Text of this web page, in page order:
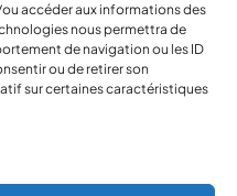
accéder aux informations des
nous permettra de
de navigation ou les ID
ou de retirer son
sur certaines caractéristiques